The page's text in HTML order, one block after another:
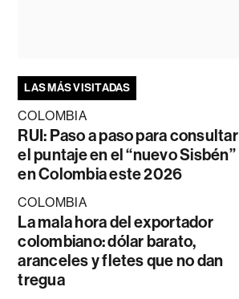
LAS MÁS VISITADAS
COLOMBIA
RUI: Paso a paso para consultar
el puntaje en el “nuevo Sisbén”
en Colombia este 2026
COLOMBIA
La mala hora del exportador
colombiano: dólar barato,
aranceles y fletes que no dan
tregua